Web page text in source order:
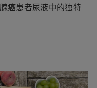
癌患者尿液中的独特